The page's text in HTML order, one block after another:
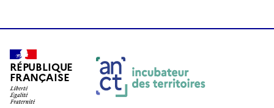
RÉPUBLIQUE
FRANÇAISE